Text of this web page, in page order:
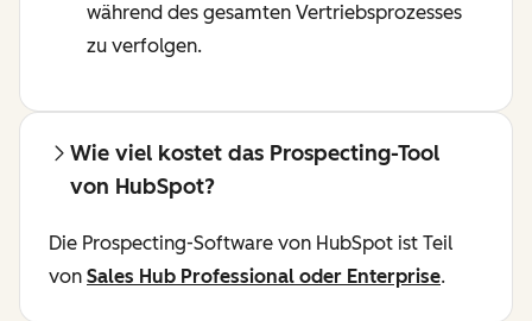
während des gesamten Vertriebsprozesses
zu verfolgen.
Wie viel kostet das Prospecting-Tool
von HubSpot?
Die Prospecting-Software von HubSpot ist Teil
von Sales Hub Professional oder Enterprise.